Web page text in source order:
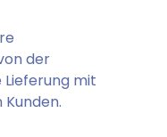
der
mit